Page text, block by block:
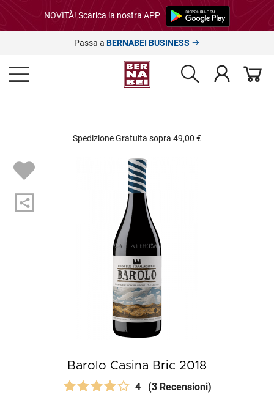
NOVITÀ! Scarica la nostra APP
Passa a BERNABEI BUSINESS
Spedizione Gratuita sopra 49,00 €
Barolo Casina Bric 2018
4 (3 Recensioni)